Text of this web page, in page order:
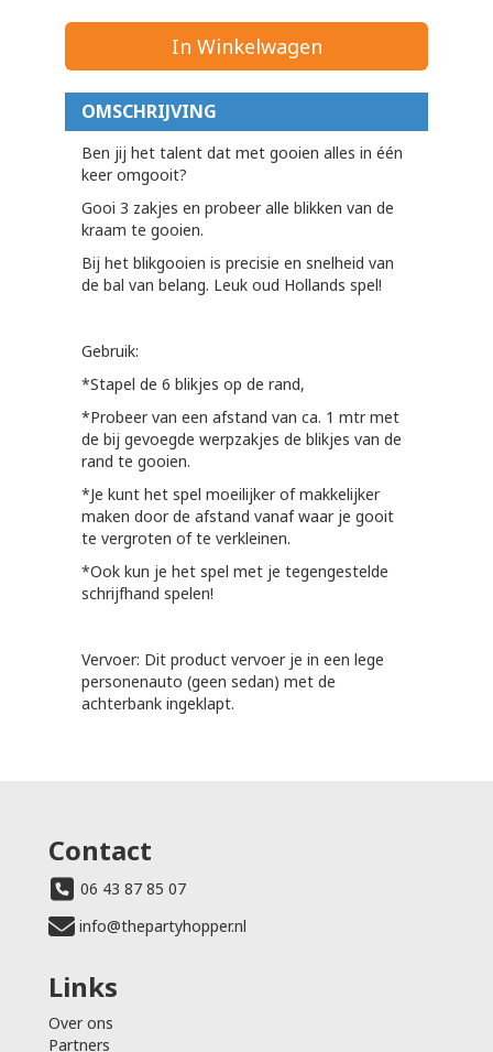
In Winkelwagen
OMSCHRIJVING
Ben jij het talent dat met gooien alles in één
keer omgooit?
Gooi 3 zakjes en probeer alle blikken van de
kraam te gooien.
Bij het blikgooien is precisie en snelheid van
de bal van belang. Leuk oud Hollands spel!
Gebruik:
*Stapel de 6 blikjes op de rand,
*Probeer van een afstand van ca. 1 mtr met
de bij gevoegde werpzakjes de blikjes van de
rand te gooien.
*Je kunt het spel moeilijker of makkelijker
maken door de afstand vanaf waar je gooit
te vergroten of te verkleinen.
*Ook kun je het spel met je tegengestelde
schrijfhand spelen!
Vervoer: Dit product vervoer je in een lege
personenauto (geen sedan) met de
achterbank ingeklapt.
Contact
06 43 87 85 07
info@thepartyhopper.nl
Links
Over ons
Partners